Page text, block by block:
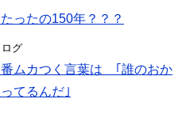
ったの150年？？？
グ
ムカつく言葉は ｢誰のおか
てるんだ｣